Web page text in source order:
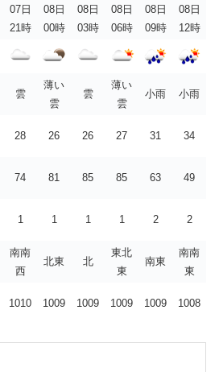
07日
21時
08日
00時
08日
03時
08日
06時
08日
09時
08日
12時
雲
薄い
雲
雲
薄い
雲
小雨 小雨
28 26 26 27 31 34
74 81 85 85 63 49
1 1 1 1 2 2
南南
西
北東 北
東北
東
南東
南南
東
1010 1009 1009 1009 1009 1008